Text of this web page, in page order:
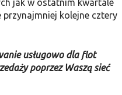
jak w ostatnim kwartale
przynajmniej kolejne cztery
usługowo dla flot
poprzez Waszą sieć